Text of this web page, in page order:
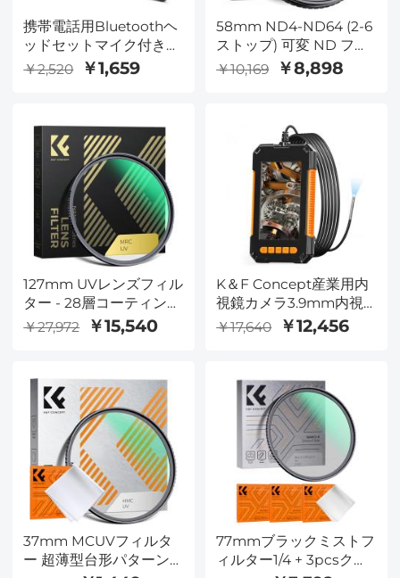
携帯電話用Bluetoothヘ
ッドセットマイク付きワ
イヤレスヘッドセット
CVC8.0iPhoneAndroid
ビジネスオフィスの運転
と互換性があります
￥2,520 ￥1,659
58mm ND4-ND64 (2-6
ストップ) 可変 ND フィ
ルターと CPL 円偏光フ
ー 2 つ、輸入白布
Nano-X シリーズ
￥10,169 ￥8,898
127mm UVレンズフィル
ター - 28層コーティング
HD MCUV デジタル一眼
レフカメラ用レンズのた
ィルター
￥27,972 ￥15,540
K＆F Concept産業用内
視鏡カメラ3.9mm内視
鏡カメラ4.3"HDスクリ
ーン1080Pスネークカメ
自動車用セミリジッドケ
ーブル、エンジン、排水
検査（3.9mm、10m /
32.8ft）オレンジ
￥17,640 ￥12,456
37mm MCUVフィルタ
ー 超薄型台形パターン
77mmブラックミストフ
ィルター1/4 + 3pcsクリ